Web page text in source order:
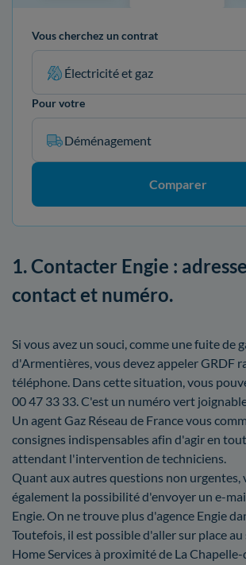
Vous cherchez un contrat
Électricité et gaz
Pour votre
Déménagement
Comparer
1. Contacter Engie :
contact et numéro.
Si vous avez un souci, comme une fuite de
d'Armentières, vous devez appeler GRDF
téléphone. Dans cette situation, vous
00 47 33 33. C'est un numéro vert
Un agent Gaz Réseau de France vous
consignes indispensables afin d'agir en
attendant l'intervention de techniciens.
Quant aux autres questions non urgentes,
également la possibilité d'envoyer un e-
Engie. On ne trouve plus d'agence Engie
Toutefois, il est possible d'aller sur place au
Home Services à proximité de La